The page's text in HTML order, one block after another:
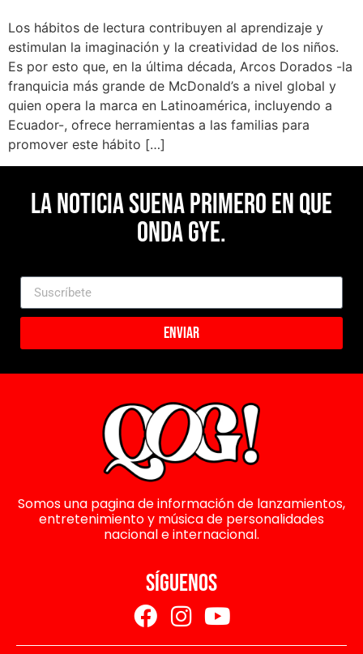
Los hábitos de lectura contribuyen al aprendizaje y
estimulan la imaginación y la creatividad de los niños.
Es por esto que, en la última década, Arcos Dorados -la
franquicia más grande de McDonald’s a nivel global y
quien opera la marca en Latinoamérica, incluyendo a
Ecuador-, ofrece herramientas a las familias para
promover este hábito […]
La noticia suena primero en Que
Onda Gye.
Enviar
Somos una pagina de información de lanzamientos,
entretenimiento y música de personalidades
nacional e internacional.
SÍGUENOS